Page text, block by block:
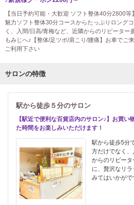
【当日予約可能・大歓迎 ソフト整体40分2800
魅力ソフト整体30分コースからたっぷりロング
く、入間/日高/青梅など、近隣からのリピーター
もみじへ♪【整体/足ツボ/肩こり/腰痛】お車でご
ご利用下さい
サロンの特徴
駅から徒歩５分のサロン
【駅近で便利な百貨店内のサロン♪】お買い
た時間をお楽しみいただけます！
駅から徒歩5分
方だけでなく
からのリピー
に、贅沢なリ
みてはいかがで